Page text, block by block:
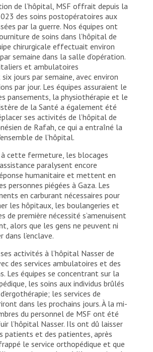
de l’hôpital, MSF offrait depuis la
des soins postopératoires aux
par la guerre. Nos équipes ont
de soins dans l’hôpital de
chirurgicale effectuait environ
semaine dans la salle d’opération.
et ambulatoires
jours par semaine, avec environ
par jour. Les équipes assuraient le
pansements, la physiothérapie et le
de la Santé a également été
ses activités de l’hôpital de
de Rafah, ce qui a entraîné la
de l’hôpital.
cette fermeture, les blocages
paralysent encore
humanitaire et mettent en
personnes piégées à Gaza. Les
en carburant nécessaires pour
les hôpitaux, les boulangeries et
de première nécessité s’amenuisent
alors que les gens ne peuvent ni
l’enclave.
activités à l’hôpital Nasser de
des services ambulatoires et des
Les équipes se concentrant sur la
les soins aux individus brûlés
les services de
dans les prochains jours. À la mi-
du personnel de MSF ont été
l’hôpital Nasser. Ils ont dû laisser
patients et des patientes, après
le service orthopédique et que